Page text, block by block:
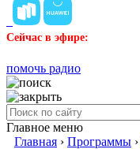
Сейчас в эфире:
помочь радио
Главное меню
Главная › Программы ›